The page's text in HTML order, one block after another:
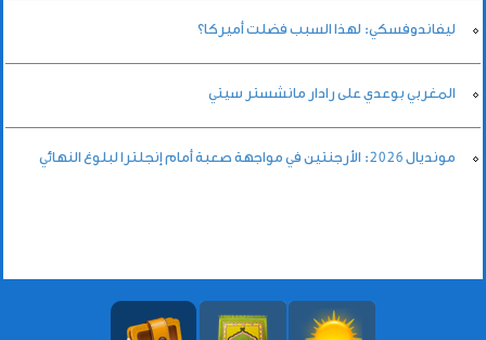
ليفاندوفسكي: لهذا السبب فضلت أميركا؟
المغربي بوعدي على رادار مانشستر سيتي
مونديال 2026: الأرجنتين في مواجهة صعبة أمام إنجلترا لبلوغ النهائي